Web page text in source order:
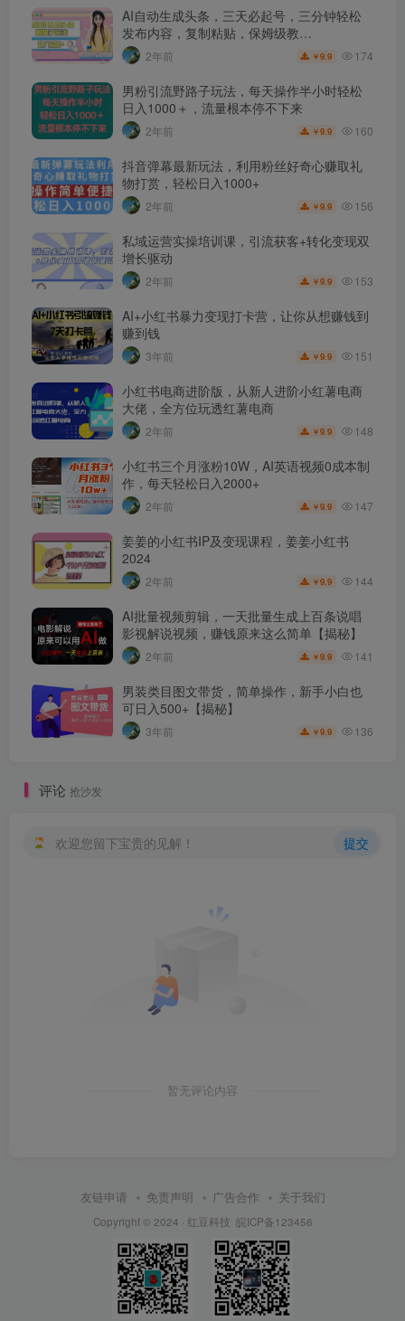
AI自动生成头条，三天必起号，三分钟轻松
发布内容，复制粘贴，保姆级教…
2年前 ￥9.9 174
男粉引流野路子玩法，每天操作半小时轻松
日入1000＋，流量根本停不下来
2年前 ￥9.9 160
抖音弹幕最新玩法，利用粉丝好奇心赚取礼
物打赏，轻松日入1000+
2年前 ￥9.9 156
私域运营实操培训课，引流获客+转化变现双
增长驱动
2年前 ￥9.9 153
AI+小红书暴力变现打卡营，让你从想赚钱到
赚到钱
3年前 ￥9.9 151
小红书电商进阶版，从新人进阶小红薯电商
大佬，全方位玩透红薯电商
2年前 ￥9.9 148
小红书三个月涨粉10W，AI英语视频0成本制
作，每天轻松日入2000+
2年前 ￥9.9 147
姜姜的小红书IP及变现课程，姜姜小红书
2024
2年前 ￥9.9 144
AI批量视频剪辑，一天批量生成上百条说唱
影视解说视频，赚钱原来这么简单【揭秘】
2年前 ￥9.9 141
男装类目图文带货，简单操作，新手小白也
可日入500+【揭秘】
3年前 ￥9.9 136
评论 抢沙发
欢迎您留下宝贵的见解！ 提交
暂无评论内容
友链申请 免责声明 广告合作 关于我们
Copyright © 2024 · 红豆科技 皖ICP备123456